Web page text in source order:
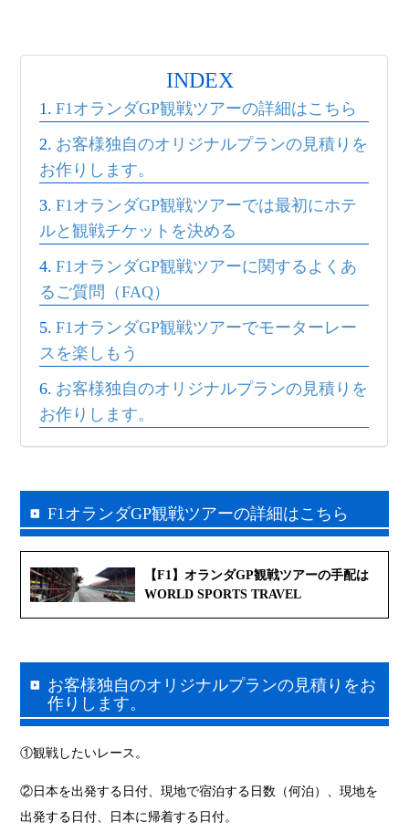
INDEX
F1オランダGP観戦ツアーの詳細はこちら
お客様独自のオリジナルプランの見積りを
お作りします。
F1オランダGP観戦ツアーでは最初にホテ
ルと観戦チケットを決める
F1オランダGP観戦ツアーに関するよくあ
るご質問（FAQ）
F1オランダGP観戦ツアーでモーターレー
スを楽しもう
お客様独自のオリジナルプランの見積りを
お作りします。
F1オランダGP観戦ツアーの詳細はこちら
【F1】オランダGP観戦ツアーの手配は
WORLD SPORTS TRAVEL
お客様独自のオリジナルプランの見積りをお
作りします。
①観戦したいレース。
②日本を出発する日付、現地で宿泊する日数（何泊）、現地を
出発する日付、日本に帰着する日付。